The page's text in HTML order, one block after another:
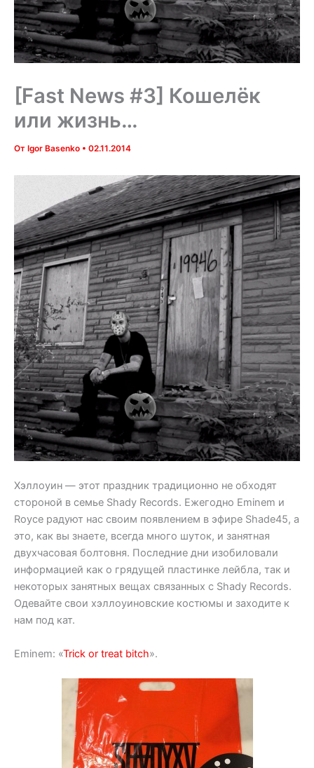
[Fast News #3] Кошелёк
или жизнь…
От Igor Basenko • 02.11.2014
Хэллоуин — этот праздник традиционно не обходят
стороной в семье Shady Records. Ежегодно Eminem и
Royce радуют нас своим появлением в эфире Shade45, а
это, как вы знаете, всегда много шуток, и занятная
двухчасовая болтовня. Последние дни изобиловали
информацией как о грядущей пластинке лейбла, так и
некоторых занятных вещах связанных с Shady Records.
Одевайте свои хэллоуиновские костюмы и заходите к
нам под кат.
Eminem: «Trick or treat bitch».